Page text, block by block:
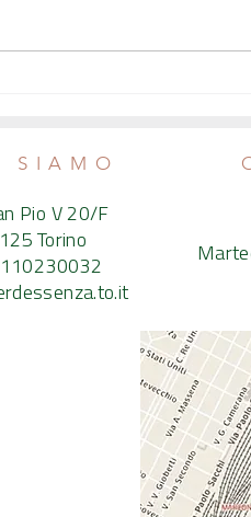
SIAMO
Pio V 20/F
Torino